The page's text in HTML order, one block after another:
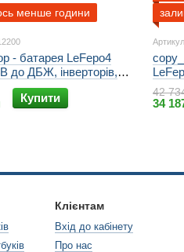
менше години
- батарея LeFepo4
до ДБЖ, інверторів,
енергетики
Купити 42
34
Клієнтам
Вхід до кабінету
Про нас